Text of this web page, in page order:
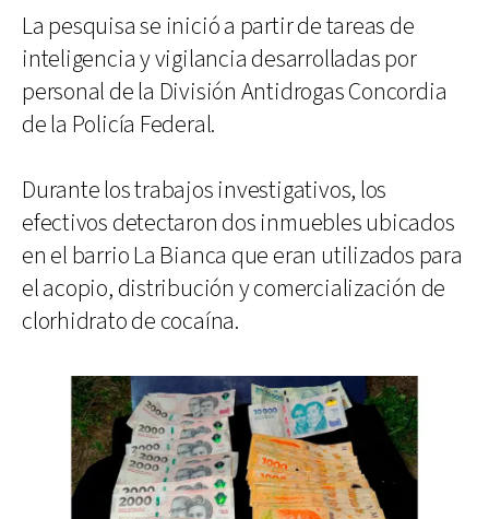
La pesquisa se inició a partir de tareas de
inteligencia y vigilancia desarrolladas por
personal de la División Antidrogas Concordia
de la Policía Federal.
Durante los trabajos investigativos, los
efectivos detectaron dos inmuebles ubicados
en el barrio La Bianca que eran utilizados para
el acopio, distribución y comercialización de
clorhidrato de cocaína.